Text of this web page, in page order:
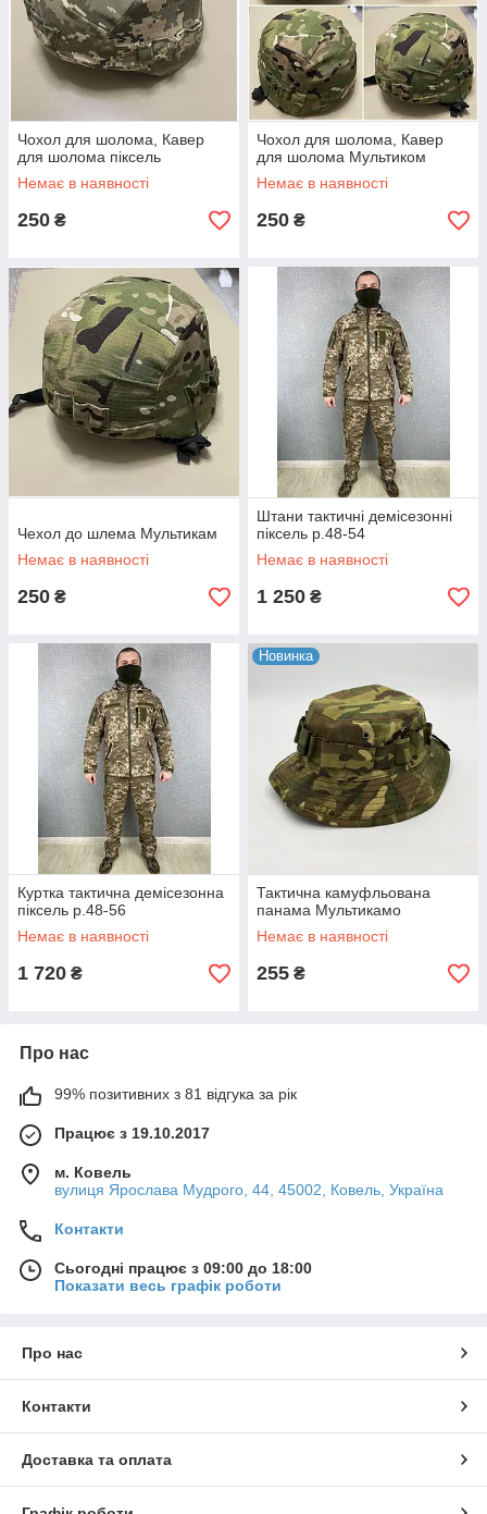
Чохол для шолома, Кавер
для шолома піксель
Немає в наявності
250 ₴
Чохол для шолома, Кавер
для шолома Мультиком
Немає в наявності
250 ₴
Чехол до шлема Мультикам
Немає в наявності
250 ₴
Штани тактичні демісезонні
піксель р.48-54
Немає в наявності
1 250 ₴
Куртка тактична демісезонна
піксель р.48-56
Немає в наявності
1 720 ₴
Новинка
Тактична камуфльована
панама Мультикамо
Немає в наявності
255 ₴
Про нас
99% позитивних з 81 відгука за рік
Працює з 19.10.2017
м. Ковель
вулиця Ярослава Мудрого, 44, 45002, Ковель, Україна
Контакти
Сьогодні працює з 09:00 до 18:00
Показати весь графік роботи
Про нас
Контакти
Доставка та оплата